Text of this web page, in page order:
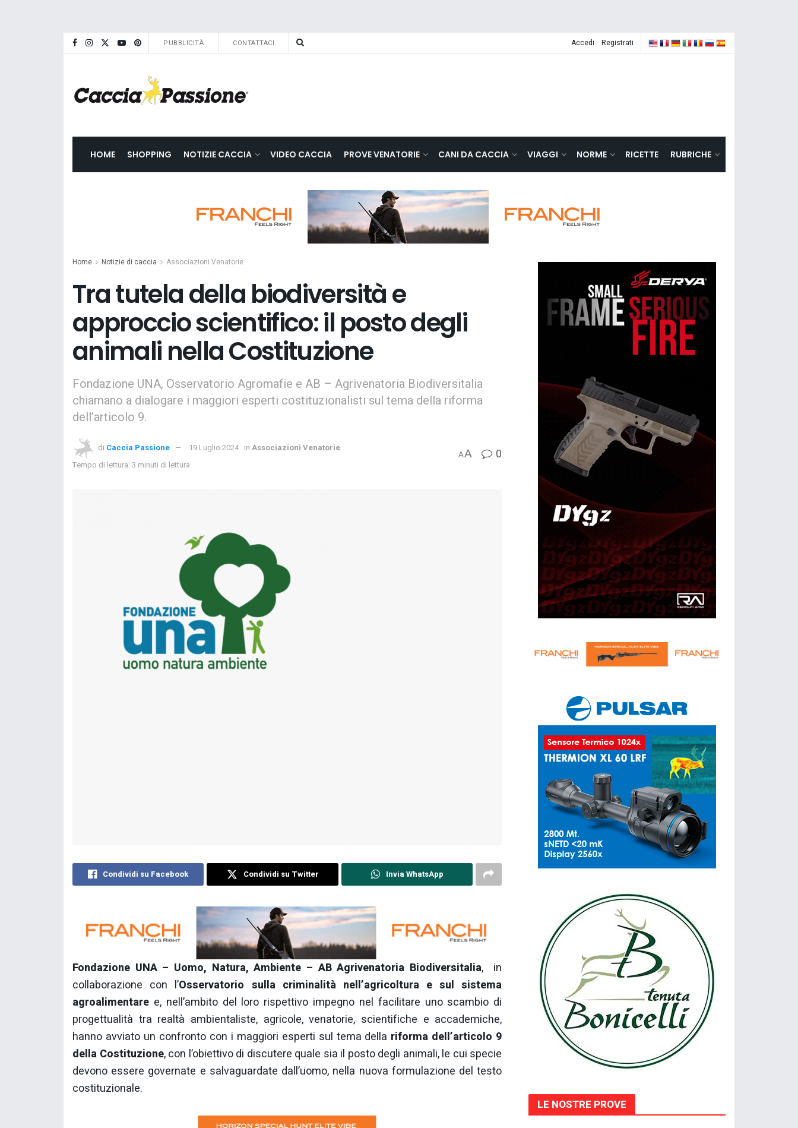
PUBBLICITÀ CONTATTACI Accedi Registrati
HOME SHOPPING NOTIZIE CACCIA VIDEO CACCIA PROVE VENATORIE CANI DA CACCIA VIAGGI NORME RICETTE RUBRICHE
Home Notizie di caccia Associazioni Venatorie
Tra tutela della biodiversità e
approccio scientifico: il posto degli
animali nella Costituzione
Fondazione UNA, Osservatorio Agromafie e AB – Agrivenatoria Biodiversitalia
chiamano a dialogare i maggiori esperti costituzionalisti sul tema della riforma
dell’articolo 9.
di Caccia Passione 19 Luglio 2024 in Associazioni Venatorie
Tempo di lettura: 3 minuti di lettura
AA 0
Condividi su Facebook Condividi su Twitter Invia WhatsApp
Fondazione UNA – Uomo, Natura, Ambiente – AB Agrivenatoria Biodiversitalia, in
collaborazione con l’Osservatorio sulla criminalità nell’agricoltura e sul sistema
agroalimentare e, nell’ambito del loro rispettivo impegno nel facilitare uno scambio di
progettualità tra realtà ambientaliste, agricole, venatorie, scientifiche e accademiche,
hanno avviato un confronto con i maggiori esperti sul tema della riforma dell’articolo 9
della Costituzione, con l’obiettivo di discutere quale sia il posto degli animali, le cui specie
devono essere governate e salvaguardate dall’uomo, nella nuova formulazione del testo
costituzionale.
LE NOSTRE PROVE